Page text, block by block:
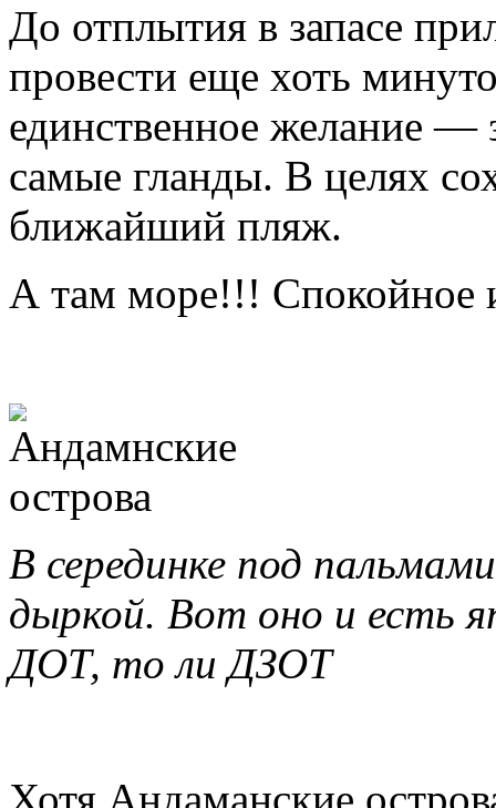
До отплытия в запасе
провести еще хоть
единственное желание —
самые гланды. В целях
ближайший пляж.
А там море!!! Спокойное
В серединке под
дыркой. Вот оно и есть
ДОТ, то ли ДЗОТ
Хотя Андаманские